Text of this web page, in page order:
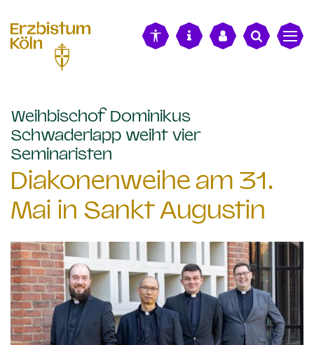
Weihbischof Dominikus
Schwaderlapp weiht vier
Seminaristen
Diakonenweihe am 31.
Mai in Sankt Augustin